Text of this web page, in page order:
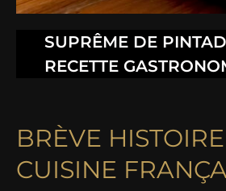
SUPRÊME DE
RECETTE
BRÈVE
CUISINE